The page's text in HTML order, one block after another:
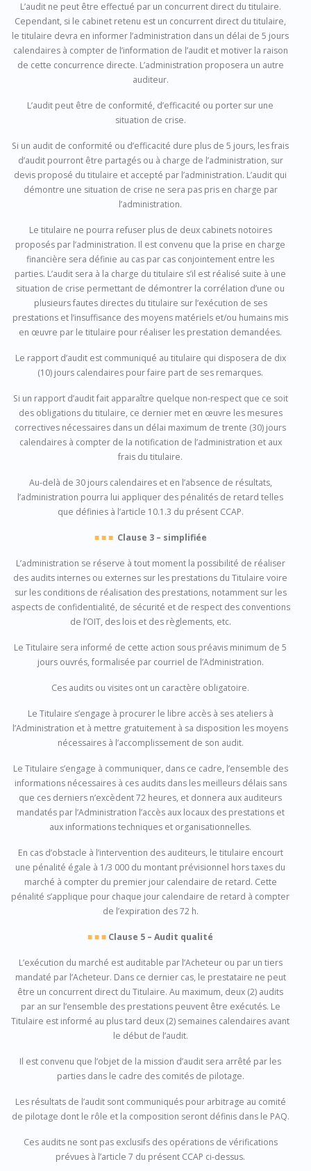
L’audit ne peut être effectué par un concurrent direct du titulaire.
Cependant, si le cabinet retenu est un concurrent direct du titulaire,
le titulaire devra en informer l’administration dans un délai de 5 jours
calendaires à compter de l’information de l’audit et motiver la raison
de cette concurrence directe. L’administration proposera un autre
auditeur.
L’audit peut être de conformité, d’efficacité ou porter sur une
situation de crise.
Si un audit de conformité ou d’efficacité dure plus de 5 jours, les frais
d’audit pourront être partagés ou à charge de l’administration, sur
devis proposé du titulaire et accepté par l’administration. L’audit qui
démontre une situation de crise ne sera pas pris en charge par
l’administration.
Le titulaire ne pourra refuser plus de deux cabinets notoires
proposés par l’administration. Il est convenu que la prise en charge
financière sera définie au cas par cas conjointement entre les
parties. L’audit sera à la charge du titulaire s’il est réalisé suite à une
situation de crise permettant de démontrer la corrélation d’une ou
plusieurs fautes directes du titulaire sur l’exécution de ses
prestations et l’insuffisance des moyens matériels et/ou humains mis
en œuvre par le titulaire pour réaliser les prestation demandées.
Le rapport d’audit est communiqué au titulaire qui disposera de dix
(10) jours calendaires pour faire part de ses remarques.
Si un rapport d’audit fait apparaître quelque non-respect que ce soit
des obligations du titulaire, ce dernier met en œuvre les mesures
correctives nécessaires dans un délai maximum de trente (30) jours
calendaires à compter de la notification de l’administration et aux
frais du titulaire.
Au-delà de 30 jours calendaires et en l’absence de résultats,
l’administration pourra lui appliquer des pénalités de retard telles
que définies à l’article 10.1.3 du présent CCAP.
■ ■ ■ Clause 3 – simplifiée
L’administration se réserve à tout moment la possibilité de réaliser
des audits internes ou externes sur les prestations du Titulaire voire
sur les conditions de réalisation des prestations, notamment sur les
aspects de confidentialité, de sécurité et de respect des conventions
de l’OIT, des lois et des règlements, etc.
Le Titulaire sera informé de cette action sous préavis minimum de 5
jours ouvrés, formalisée par courriel de l’Administration.
Ces audits ou visites ont un caractère obligatoire.
Le Titulaire s’engage à procurer le libre accès à ses ateliers à
l’Administration et à mettre gratuitement à sa disposition les moyens
nécessaires à l’accomplissement de son audit.
Le Titulaire s’engage à communiquer, dans ce cadre, l’ensemble des
informations nécessaires à ces audits dans les meilleurs délais sans
que ces derniers n’excèdent 72 heures, et donnera aux auditeurs
mandatés par l’Administration l’accès aux locaux des prestations et
aux informations techniques et organisationnelles.
En cas d’obstacle à l’intervention des auditeurs, le titulaire encourt
une pénalité égale à 1/3 000 du montant prévisionnel hors taxes du
marché à compter du premier jour calendaire de retard. Cette
pénalité s’applique pour chaque jour calendaire de retard à compter
de l’expiration des 72 h.
■ ■ ■ Clause 5 – Audit qualité
L’exécution du marché est auditable par l’Acheteur ou par un tiers
mandaté par l’Acheteur. Dans ce dernier cas, le prestataire ne peut
être un concurrent direct du Titulaire. Au maximum, deux (2) audits
par an sur l’ensemble des prestations peuvent être exécutés. Le
Titulaire est informé au plus tard deux (2) semaines calendaires avant
le début de l’audit.
Il est convenu que l’objet de la mission d’audit sera arrêté par les
parties dans le cadre des comités de pilotage.
Les résultats de l’audit sont communiqués pour arbitrage au comité
de pilotage dont le rôle et la composition seront définis dans le PAQ.
Ces audits ne sont pas exclusifs des opérations de vérifications
prévues à l’article 7 du présent CCAP ci-dessus.